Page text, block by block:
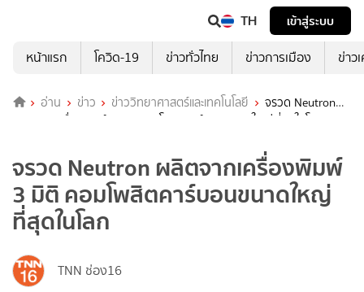
TH
เข้าสู่ระบบ
หน้าแรก
โควิด-19 ข่าวทั่วไทย ข่าวการเมือง ข่าว
อ่าน ข่าว ข่าววิทยาศาสตร์และเทคโนโลยี
จรวด Neutron
ผลิตจากเครื่องพิมพ์ 3 มิติ คอมโพสิตคาร์บอนขนาดใหญ่ที่สุดในโลก
จรวด Neutron ผลิตจากเครื่องพิมพ์
3 มิติ คอมโพสิตคาร์บอนขนาดใหญ่
ที่สุดในโลก
TNN ช่อง16